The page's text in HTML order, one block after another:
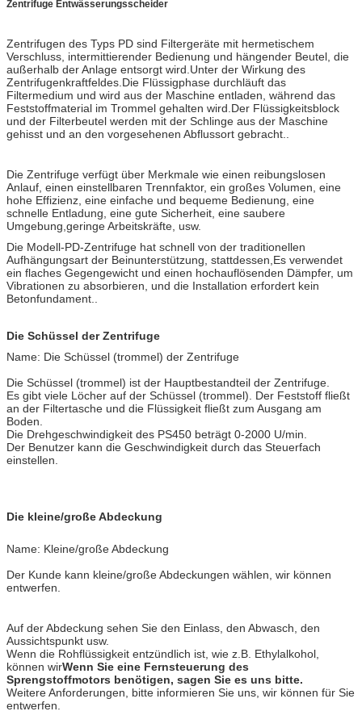
Zentrifuge Entwässerungsscheider
Zentrifugen des Typs PD sind Filtergeräte mit hermetischem
Verschluss, intermittierender Bedienung und hängender Beutel, die
außerhalb der Anlage entsorgt wird.Unter der Wirkung des
Zentrifugenkraftfeldes.Die Flüssigphase durchläuft das
Filtermedium und wird aus der Maschine entladen, während das
Feststoffmaterial im Trommel gehalten wird.Der Flüssigkeitsblock
und der Filterbeutel werden mit der Schlinge aus der Maschine
gehisst und an den vorgesehenen Abflussort gebracht..
Die Zentrifuge verfügt über Merkmale wie einen reibungslosen
Anlauf, einen einstellbaren Trennfaktor, ein großes Volumen, eine
hohe Effizienz, eine einfache und bequeme Bedienung, eine
schnelle Entladung, eine gute Sicherheit, eine saubere
Umgebung,geringe Arbeitskräfte, usw.
Die Modell-PD-Zentrifuge hat schnell von der traditionellen
Aufhängungsart der Beinunterstützung, stattdessen,Es verwendet
ein flaches Gegengewicht und einen hochauflösenden Dämpfer, um
Vibrationen zu absorbieren, und die Installation erfordert kein
Betonfundament..
Die Schüssel der Zentrifuge
Name: Die Schüssel (trommel) der Zentrifuge
Die Schüssel (trommel) ist der Hauptbestandteil der Zentrifuge.
Es gibt viele Löcher auf der Schüssel (trommel). Der Feststoff fließt
an der Filtertasche und die Flüssigkeit fließt zum Ausgang am
Boden.
Die Drehgeschwindigkeit des PS450 beträgt 0-2000 U/min.
Der Benutzer kann die Geschwindigkeit durch das Steuerfach
einstellen.
Die kleine/große Abdeckung
Name: Kleine/große Abdeckung
Der Kunde kann kleine/große Abdeckungen wählen, wir können
entwerfen.
Auf der Abdeckung sehen Sie den Einlass, den Abwasch, den
Aussichtspunkt usw.
Wenn die Rohflüssigkeit entzündlich ist, wie z.B. Ethylalkohol,
können wirWenn Sie eine Fernsteuerung des
Sprengstoffmotors benötigen, sagen Sie es uns bitte.
Weitere Anforderungen, bitte informieren Sie uns, wir können für Sie
entwerfen.